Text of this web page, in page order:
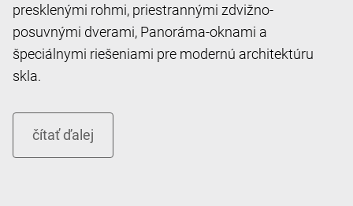
presklenými rohmi, priestrannými zdvižno-
posuvnými dverami, Panoráma-oknami a
špeciálnymi riešeniami pre modernú architektúru
skla.